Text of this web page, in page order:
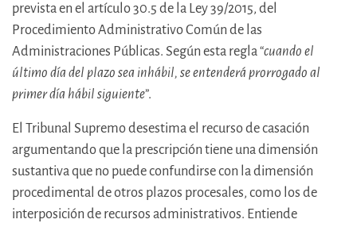
prevista en el artículo 30.5 de la Ley 39/2015, del
Procedimiento Administrativo Común de las
Administraciones Públicas. Según esta regla “cuando el
último día del plazo sea inhábil, se entenderá prorrogado al
primer día hábil siguiente”.
El Tribunal Supremo desestima el recurso de casación
argumentando que la prescripción tiene una dimensión
sustantiva que no puede confundirse con la dimensión
procedimental de otros plazos procesales, como los de
interposición de recursos administrativos. Entiende